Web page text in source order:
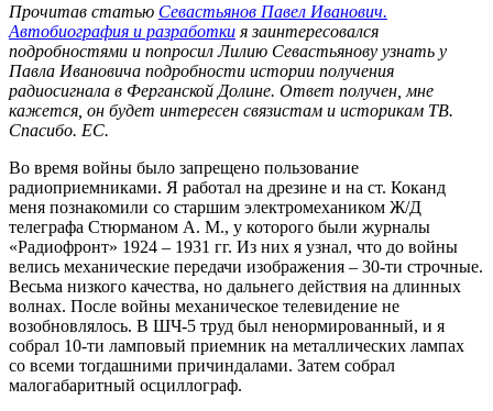
Прочитав статью Севастьянов Павел Иванович.
Автобиография и разработки я заинтересовался
подробностями и попросил Лилию Севастьянову узнать у
Павла Ивановича подробности истории получения
радиосигнала в Ферганской Долине. Ответ получен, мне
кажется, он будет интересен связистам и историкам ТВ.
Спасибо. ЕС.
Во время войны было запрещено пользование
радиоприемниками. Я работал на дрезине и на ст. Коканд
меня познакомили со старшим электромехаником Ж/Д
телеграфа Стюрманом А. М., у которого были журналы
«Радиофронт» 1924 – 1931 гг. Из них я узнал, что до войны
велись механические передачи изображения – 30-ти строчные.
Весьма низкого качества, но дальнего действия на длинных
волнах. После войны механическое телевидение не
возобновлялось. В ШЧ-5 труд был ненормированный, и я
собрал 10-ти ламповый приемник на металлических лампах
со всеми тогдашними причиндалами. Затем собрал
малогабаритный осциллограф.